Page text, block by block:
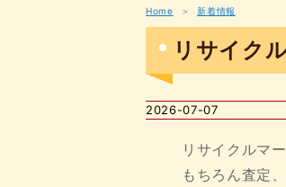
Home 新着情報
リサイク
2026-07-07
リサイクルマ
もちろん査定